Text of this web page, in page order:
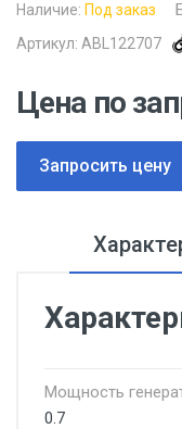
Наличие: Под заказ
Артикул: ABL122707
Цена по
Запросить цену
Мощность
0.7